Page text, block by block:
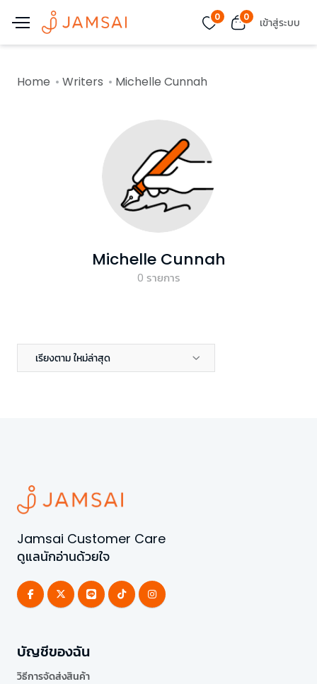
0 0 เข้าสู่ระบบ
Home Writers Michelle Cunnah
Michelle Cunnah
0 รายการ
เรียงตาม ใหม่ล่าสุด
Jamsai Customer Care
ดูแลนักอ่านด้วยใจ
บัญชีของฉัน
วิธีการจัดส่งสินค้า